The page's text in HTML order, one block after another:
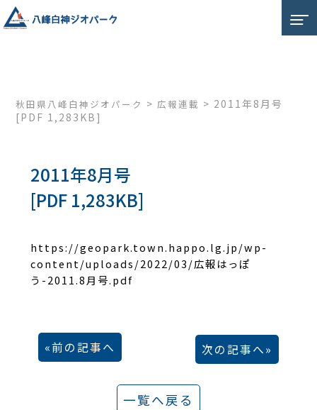
秋田県八峰白神ジオパーク >広報連載 > 2011年8月号
[PDF 1,283KB]
2011年8月号
[PDF 1,283KB]
https://geopark.town.happo.lg.jp/wp-
content/uploads/2022/03/広報はっぽ
う-2011.8月号.pdf
前の記事へ 次の記事へ
一覧へ戻る